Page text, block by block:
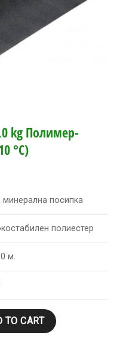
kg Полимер-
°C)
минерална посипка
полиестер
м.
P-G-4,0 kg Полимер-
TO CART